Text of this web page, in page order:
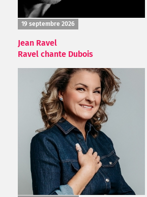
19 septembre 2026
Jean Ravel
Ravel chante Dubois